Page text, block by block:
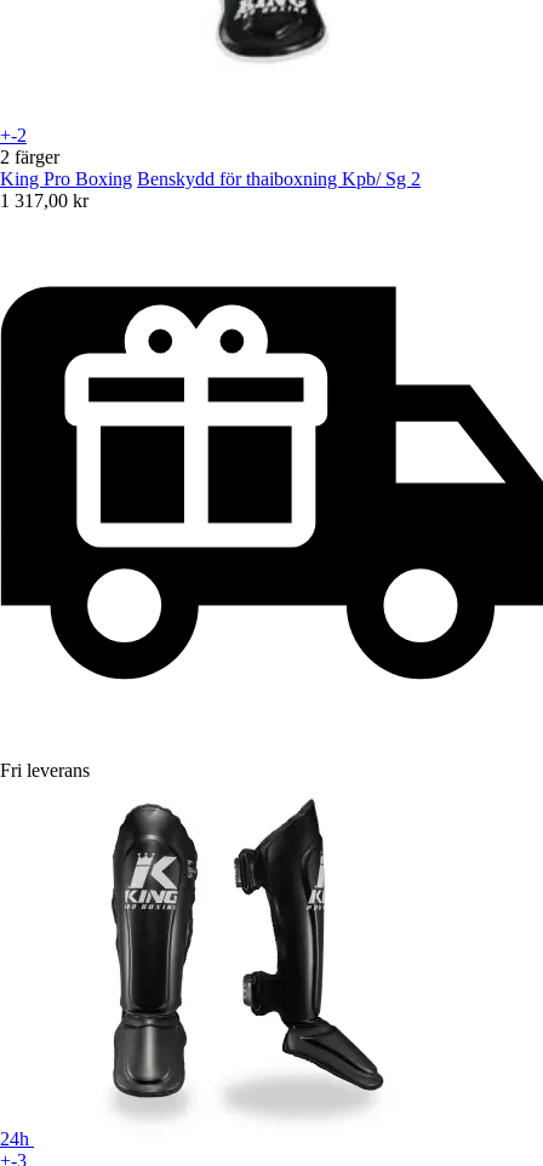
+-2
2 färger
King Pro Boxing Benskydd för thaiboxning Kpb/ Sg 2
1 317,00 kr
Fri leverans
24h
+-3